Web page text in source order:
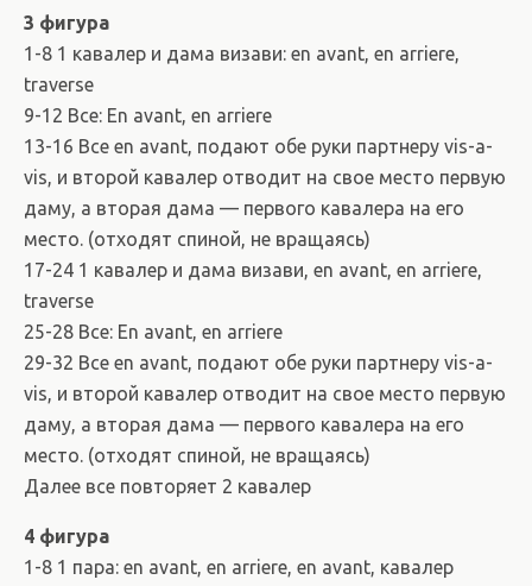
3 фигура
1-8 1 кавалер и дама визави: en avant, en arriere,
traverse
9-12 Все: En avant, en arriere
13-16 Все en avant, подают обе руки партнеру vis-a-
vis, и второй кавалер отводит на свое место первую
даму, а вторая дама — первого кавалера на его
место. (отходят спиной, не вращаясь)
17-24 1 кавалер и дама визави, en avant, en arriere,
traverse
25-28 Все: En avant, en arriere
29-32 Все en avant, подают обе руки партнеру vis-a-
vis, и второй кавалер отводит на свое место первую
даму, а вторая дама — первого кавалера на его
место. (отходят спиной, не вращаясь)
Далее все повторяет 2 кавалер
4 фигура
1-8 1 пара: en avant, en arriere, en avant, кавалер